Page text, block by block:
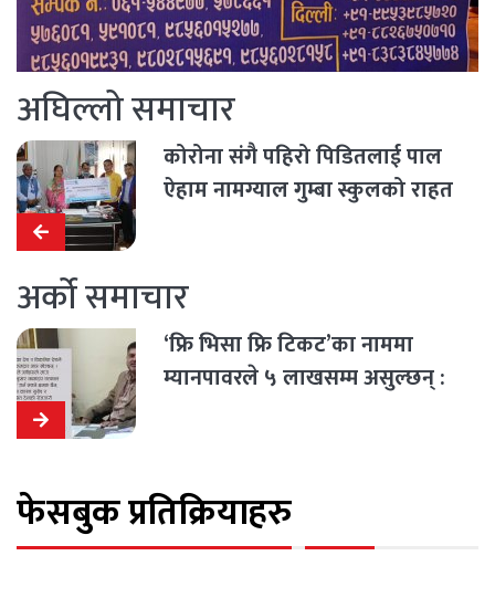
अघिल्लो समाचार
कोरोना संगै पहिरो पिडितलाई पाल
ऐहाम नामग्याल गुम्बा स्कुलको राहत
अर्को समाचार
‘फ्रि भिसा फ्रि टिकट’का नाममा
म्यानपावरले ५ लाखसम्म असुल्छन् :
फेसबुक प्रतिक्रियाहरु